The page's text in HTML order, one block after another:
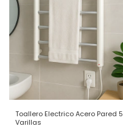
Toallero Electrico Acero Pared 5
Varillas